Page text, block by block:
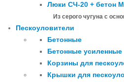
Люки СЧ-20 + бетон
Из серого чугуна с
Пескоуловители
Бетонные
Бетонные усиленные
Корзины для
Крышки для